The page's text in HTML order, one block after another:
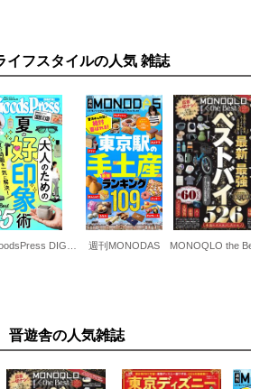
イフスタイルの人気 雑誌
週刊MONODAS
晋遊舎の人気雑誌